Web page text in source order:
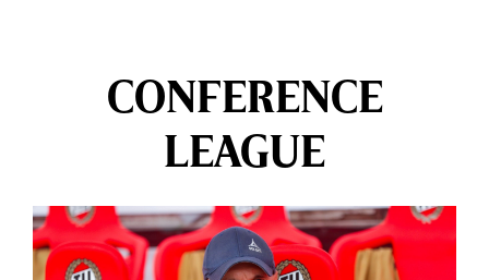
CONFERENCE
LEAGUE